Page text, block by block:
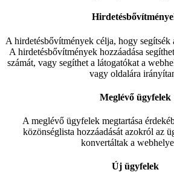
A hirdetésbővítmények célja, hogy segítsék
A hirdetésbővítmények hozzáadása
számát, vagy segíthet a látogatókat a
vagy oldalára
Meglévő ügyfelek
A meglévő ügyfelek megtartása
közönséglista hozzáadását azokról az
konvertáltak a
Új ügyfelek